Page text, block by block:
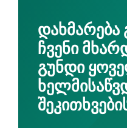
Ჩვენი
Გუნდი